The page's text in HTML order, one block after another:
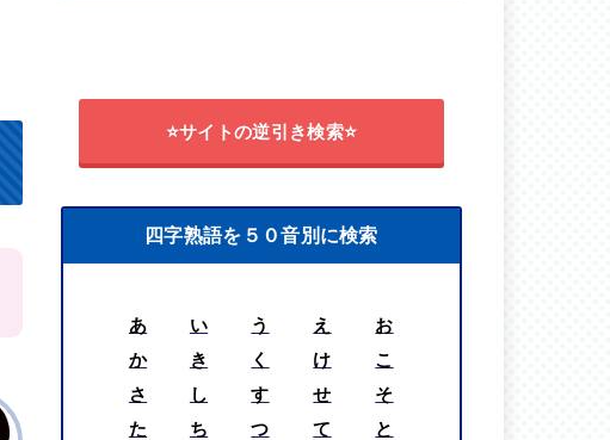
⭐サイトの逆引き検索⭐
四字熟語を５０音別に検索
あ い う え
お
か
き く け
こ
さ
し す せ
そ
た
ち つ て
と